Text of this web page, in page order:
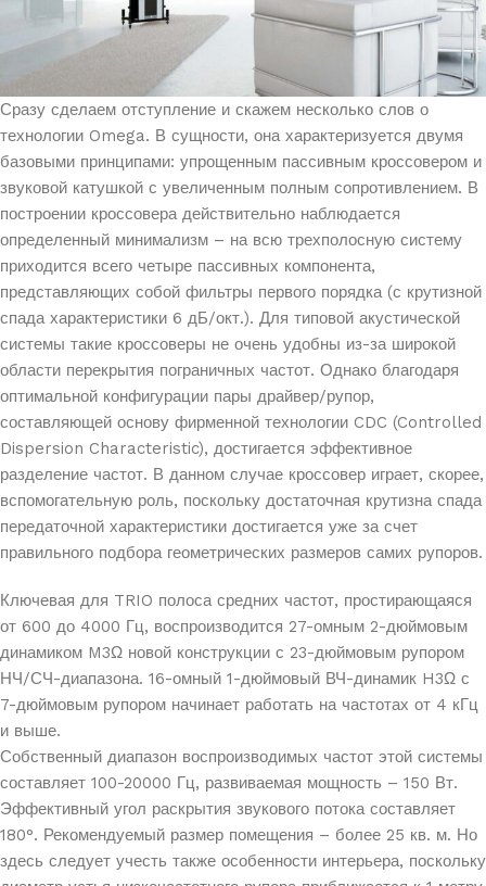
Сразу сделаем отступление и скажем несколько слов о
технологии Omega. В сущности, она характеризуется двумя
базовыми принципами: упрощенным пассивным кроссовером и
звуковой катушкой с увеличенным полным сопротивлением. В
построении кроссовера действительно наблюдается
определенный минимализм – на всю трехполосную систему
приходится всего четыре пассивных компонента,
представляющих собой фильтры первого порядка (с крутизной
спада характеристики 6 дБ/окт.). Для типовой акустической
системы такие кроссоверы не очень удобны из-за широкой
области перекрытия пограничных частот. Однако благодаря
оптимальной конфигурации пары драйвер/рупор,
составляющей основу фирменной технологии CDC (Controlled
Dispersion Characteristic), достигается эффективное
разделение частот. В данном случае кроссовер играет, скорее,
вспомогательную роль, поскольку достаточная крутизна спада
передаточной характеристики достигается уже за счет
правильного подбора геометрических размеров самих рупоров.
Ключевая для TRIO полоса средних частот, простирающаяся
от 600 до 4000 Гц, воспроизводится 27-омным 2-дюймовым
динамиком M3Ω новой конструкции с 23-дюймовым рупором
НЧ/СЧ-диапазона. 16-омный 1-дюймовый ВЧ-динамик H3Ω с
7-дюймовым рупором начинает работать на частотах от 4 кГц
и выше.
Собственный диапазон воспроизводимых частот этой системы
составляет 100-20000 Гц, развиваемая мощность – 150 Вт.
Эффективный угол раскрытия звукового потока составляет
180°. Рекомендуемый размер помещения – более 25 кв. м. Но
здесь следует учесть также особенности интерьера, поскольку